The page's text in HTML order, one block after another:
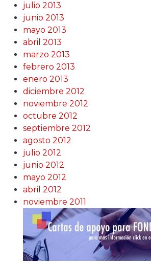
julio 2013
junio 2013
mayo 2013
abril 2013
marzo 2013
febrero 2013
enero 2013
diciembre 2012
noviembre 2012
octubre 2012
septiembre 2012
agosto 2012
julio 2012
junio 2012
mayo 2012
abril 2012
noviembre 2011